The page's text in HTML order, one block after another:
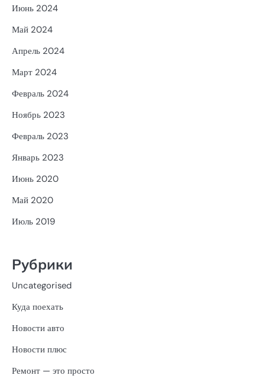
Июнь 2024
Май 2024
Апрель 2024
Март 2024
Февраль 2024
Ноябрь 2023
Февраль 2023
Январь 2023
Июнь 2020
Май 2020
Июль 2019
Рубрики
Uncategorised
Куда поехать
Новости авто
Новости плюс
Ремонт — это просто